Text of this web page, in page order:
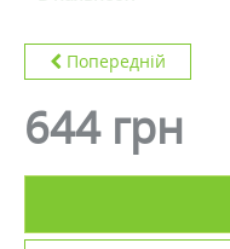
Попередній
644 грн